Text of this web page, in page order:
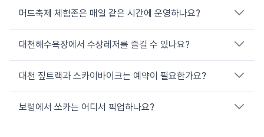
2026년 7월 24일부터 8월 9일까지 17일간 보령머드엑스포광
머드축제 체험존은 매일 같은 시간에 운영하나요?
주중(월~목)은 13:00~18:00, 주말(금~일)은 10:00~18:00 운
5일은 안전 점검으로 미운영합니다.
대천해수욕장에서 수상레저를 즐길 수 있나요?
여름 성수기에는 백사장 앞바다에서 바나나보트, 제트스키 등 수
달라지므로 현장에서 확인하세요.
대천 짚트랙과 스카이바이크는 예약이 필요한가요?
짚트랙은 문의 전화(041-934-3003)로 사전 확인이 가능하고,
보령에서 쏘카는 어디서 픽업하나요?